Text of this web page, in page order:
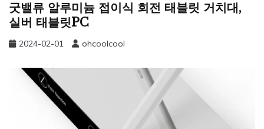
굿밸류 알루미늄 접이식 회전 태블릿 거치대,
실버 태블릿PC
2024-02-01 ohcoolcool